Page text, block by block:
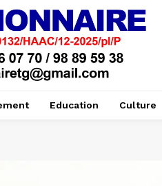
Education Culture